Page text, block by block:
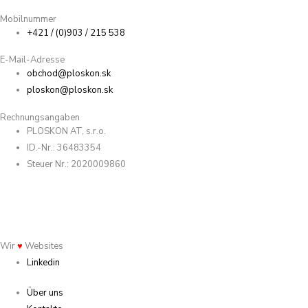
Mobilnummer
+421 / (0)903 / 215 538
E-Mail-Adresse
obchod@ploskon.sk
ploskon@ploskon.sk
Rechnungsangaben
PLOSKON AT, s.r.o.
ID.-Nr.: 36483354
Steuer Nr.: 2020009860
Wir♥ Websites
Linkedin
Über uns